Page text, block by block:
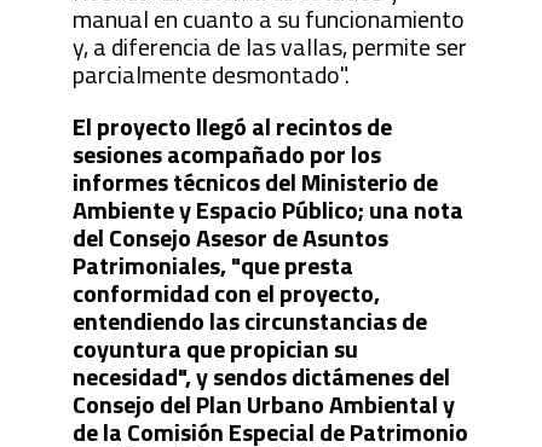
manual en cuanto a su funcionamiento
y, a diferencia de las vallas, permite ser
parcialmente desmontado".
El proyecto llegó al recintos de
sesiones acompañado por los
informes técnicos del Ministerio de
Ambiente y Espacio Público; una nota
del Consejo Asesor de Asuntos
Patrimoniales, "que presta
conformidad con el proyecto,
entendiendo las circunstancias de
coyuntura que propician su
necesidad", y sendos dictámenes del
Consejo del Plan Urbano Ambiental y
de la Comisión Especial de Patrimonio